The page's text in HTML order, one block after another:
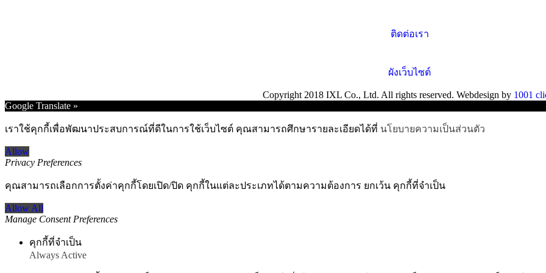
ติดต่อเรา
ผังเว็บไซต์
Copyright 2018 IXL Co., Ltd. All rights reserved. Webdesign by 1001
Go
Top
Google Translate »
เราใช้คุกกี้เพื่อพัฒนาประสบการณ์ที่ดีในการใช้เว็บไซต์ คุณสามารถศึกษารายละเอียดได้ที่ นโยบายความเป็นส่วนตัว
Allow
Privacy Preferences
คุณสามารถเลือกการตั้งค่าคุกกี้โดยเปิด/ปิด คุกกี้ในแต่ละประเภทได้ตามความต้องการ ยกเว้น คุกกี้ที่จำเป็น
Allow All
Manage Consent Preferences
คุกกี้ที่จำเป็น
Always Active